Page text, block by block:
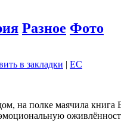
Разное Фото
в закладки | EC
на полке маячила книга